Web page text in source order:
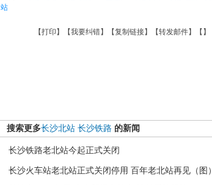
站
【打印 】【我要纠错】【复制链接】【转发邮件】【 】
搜索更多长沙北站 长沙铁路 的新闻
长沙铁路老北站今起正式关闭
长沙火车站老北站正式关闭停用 百年老北站再见（图）